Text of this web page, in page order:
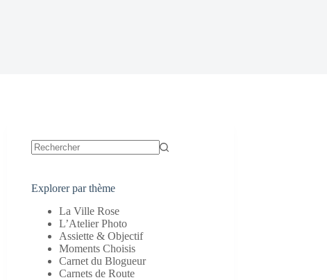
Explorer par thème
La Ville Rose
L’Atelier Photo
Assiette & Objectif
Moments Choisis
Carnet du Blogueur
Carnets de Route